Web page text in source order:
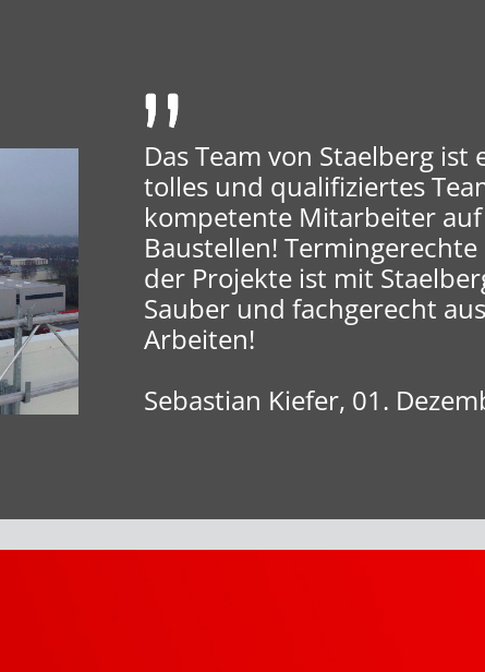
Das Team von Staelberg ist
tolles und qualifiziertes
kompetente Mitarbeiter
Baustellen!
der Projekte ist mit
Sauber und fachgerecht
Arbeiten!
Sebastian Kiefer, 01.